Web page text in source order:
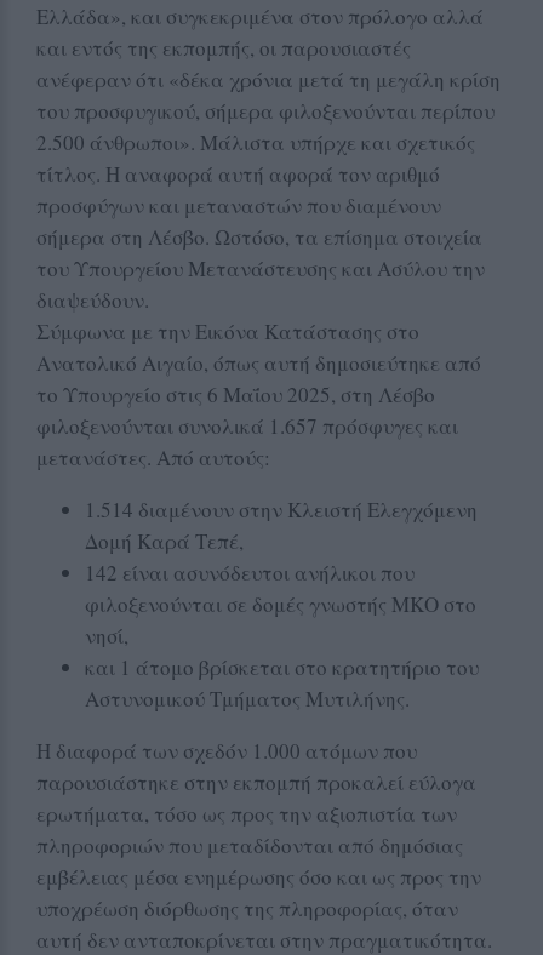
Ελλάδα», και συγκεκριμένα στον πρόλογο αλλά
και εντός της εκπομπής, οι παρουσιαστές
ανέφεραν ότι «δέκα χρόνια μετά τη μεγάλη κρίση
του προσφυγικού, σήμερα φιλοξενούνται περίπου
2.500 άνθρωποι». Μάλιστα υπήρχε και σχετικός
τίτλος. Η αναφορά αυτή αφορά τον αριθμό
προσφύγων και μεταναστών που διαμένουν
σήμερα στη Λέσβο. Ωστόσο, τα επίσημα στοιχεία
του Υπουργείου Μετανάστευσης και Ασύλου την
διαψεύδουν.
Σύμφωνα με την Εικόνα Κατάστασης στο
Ανατολικό Αιγαίο, όπως αυτή δημοσιεύτηκε από
το Υπουργείο στις 6 Μαΐου 2025, στη Λέσβο
φιλοξενούνται συνολικά 1.657 πρόσφυγες και
μετανάστες. Από αυτούς:
1.514 διαμένουν στην Κλειστή Ελεγχόμενη
Δομή Καρά Τεπέ,
142 είναι ασυνόδευτοι ανήλικοι που
φιλοξενούνται σε δομές γνωστής ΜΚΟ στο
νησί,
και 1 άτομο βρίσκεται στο κρατητήριο του
Αστυνομικού Τμήματος Μυτιλήνης.
Η διαφορά των σχεδόν 1.000 ατόμων που
παρουσιάστηκε στην εκπομπή προκαλεί εύλογα
ερωτήματα, τόσο ως προς την αξιοπιστία των
πληροφοριών που μεταδίδονται από δημόσιας
εμβέλειας μέσα ενημέρωσης όσο και ως προς την
υποχρέωση διόρθωσης της πληροφορίας, όταν
αυτή δεν ανταποκρίνεται στην πραγματικότητα.